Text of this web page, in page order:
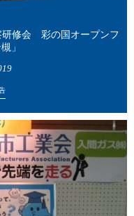
研修会 彩の国オープンフ
」